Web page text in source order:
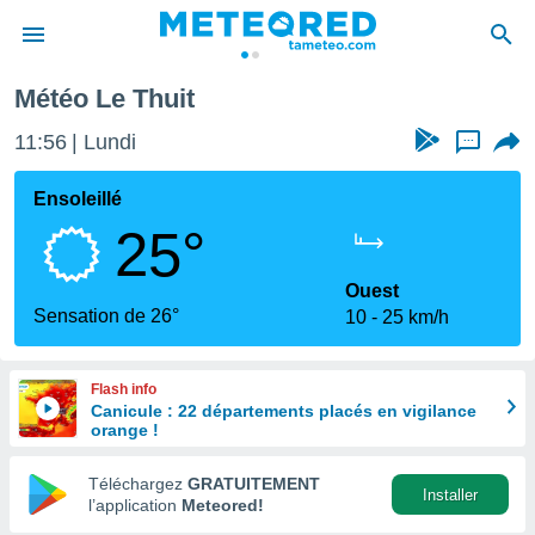
de
Météo Le Thuit
11:56 Lundi ...
Ensoleillé
25°
Sensation de 26°
Ouest
10
25 km/h
Flash info
Canicule : 22 départements placés en vigilance
orange !
Téléchargez GRATUITEMENT
l’application Meteored!
Installer